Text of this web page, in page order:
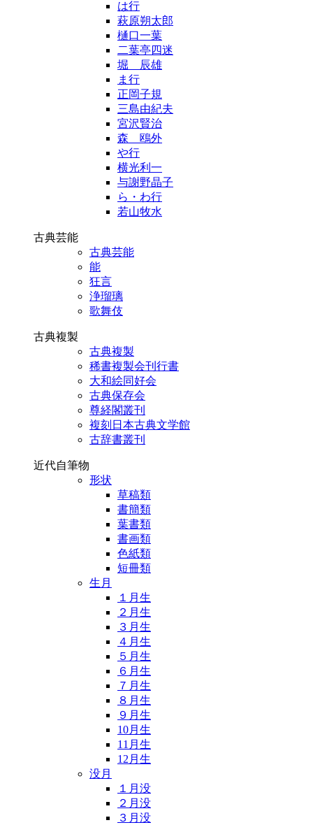
は行
萩原朔太郎
樋口一葉
二葉亭四迷
堀 辰雄
ま行
正岡子規
三島由紀夫
宮沢賢治
森 鴎外
や行
横光利一
与謝野晶子
ら・わ行
若山牧水
古典芸能
古典芸能
能
狂言
浄瑠璃
歌舞伎
古典複製
古典複製
稀書複製会刊行書
大和絵同好会
古典保存会
尊経閣叢刊
複刻日本古典文学館
古辞書叢刊
近代自筆物
形状
草稿類
書簡類
葉書類
書画類
色紙類
短冊類
生月
１月生
２月生
３月生
４月生
５月生
６月生
７月生
８月生
９月生
10月生
11月生
12月生
没月
１月没
２月没
３月没